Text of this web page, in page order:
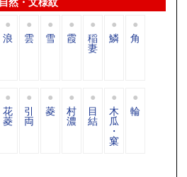
自然・文様紋
浪 雲 雪 霞 稲
妻
鱗 角
花
菱
引
両
菱 村
濃
目
結
木
瓜
・
窠
輪